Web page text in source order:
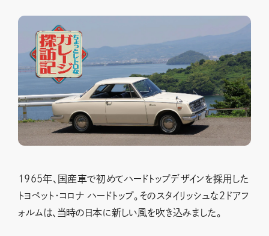
1965年、国産車で初めてハードトップデザインを採用した
トヨペット・コロナ ハードトップ。そのスタイリッシュな2ドアフ
ォルムは、当時の日本に新しい風を吹き込みました。